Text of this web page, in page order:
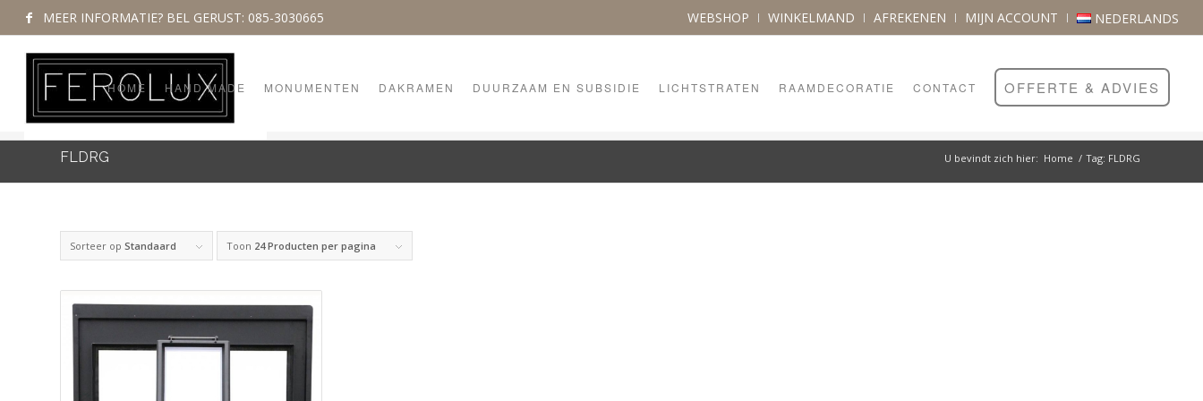
WEBSHOP WINKELMAND AFREKENEN MIJN ACCOUNT NEDERLANDS
MEER INFORMATIE? BEL GERUST: 085-3030665
HOME HAND MADE MONUMENTEN DAKRAMEN DUURZAAM EN SUBSIDIE LICHTSTRATEN RAAMDECORATIE CONTACT OFFERTE & ADVIES
FLDRG U bevindt zich hier: Home / Tag: FLDRG
Sorteer op Standaard Toon 24 Producten per pagina